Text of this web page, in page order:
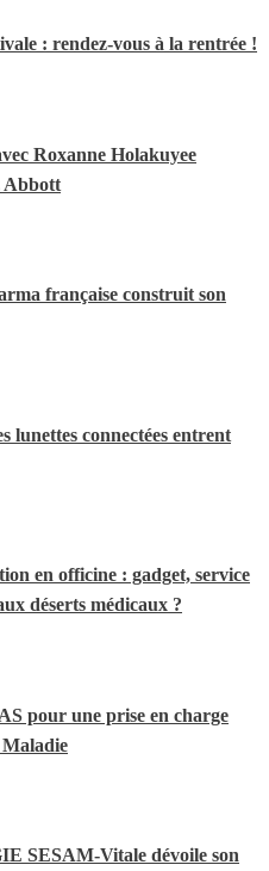
: rendez-vous à la rentrée !
Roxanne Holakuyee
Abbott
française construit son
lunettes connectées entrent
en officine : gadget, service
déserts médicaux ?
pour une prise en charge
Maladie
SESAM-Vitale dévoile son